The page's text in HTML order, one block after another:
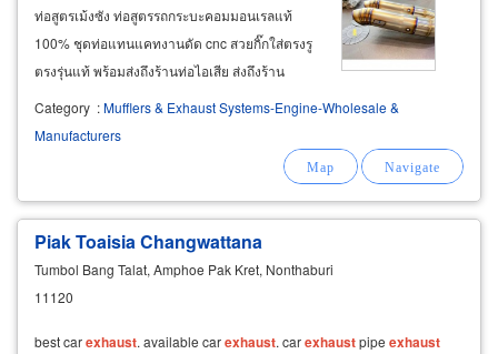
ท่อสูตรเม้งซัง ท่อสูตรรถกระบะคอมมอนเรลแท้
100% ชุดท่อแทนแคทงานดัด cnc สวยกิ๊กใส่ตรงรู
ตรงรุ่นแท้ พร้อมส่งถึงร้านท่อไอเสีย ส่งถึงร้าน
Category :Mufflers & Exhaust Systems-Engine-Wholesale &
Manufacturers
Piak Toaisia Changwattana
Tumbol Bang Talat, Amphoe Pak Kret, Nonthaburi
11120
best carexhaust. available carexhaust. carexhaustpipe exhaust